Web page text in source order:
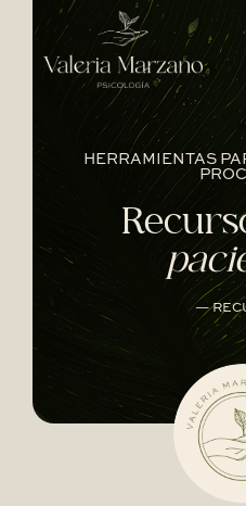
HERRAMIENTAS
—